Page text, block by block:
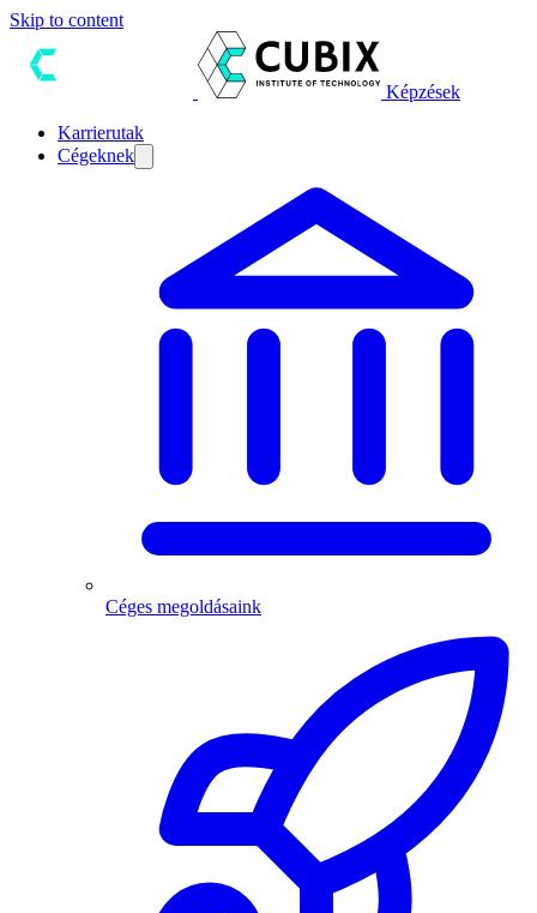
Skip to content
Képzések
Karrierutak
Cégeknek
Céges megoldásaink